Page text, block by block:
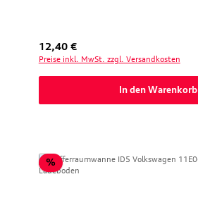
Regulärer Preis:
12,40 €
Preise inkl. MwSt. zzgl. Versandkosten
In den Warenkorb
%Rabatt